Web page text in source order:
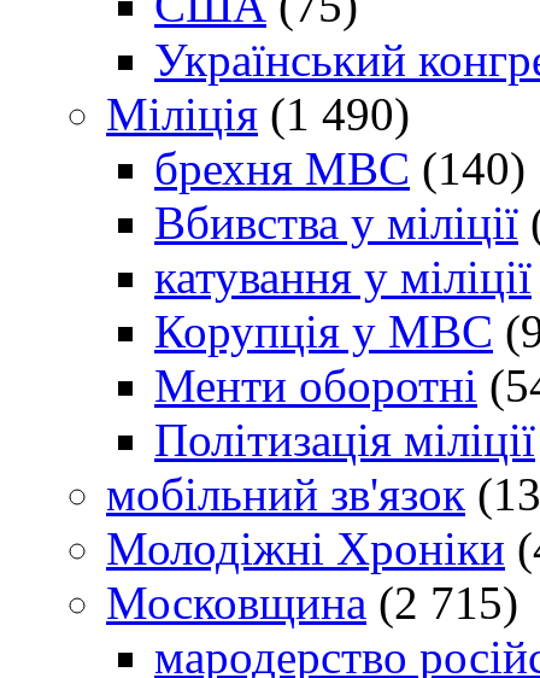
Український
Міліція (1 490)
брехня МВС (140)
Вбивства у міліції
катування у міліції
Корупція у МВС
Менти оборотні
Політизація міліції
мобільний зв'язок
Молодіжні Хроніки
Московщина (2 715)
мародерство